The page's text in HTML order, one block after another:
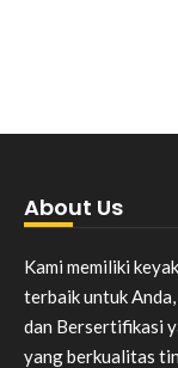
About Us
Kami memiliki
terbaik untuk
dan Bersertifikasi
yang berkualitas